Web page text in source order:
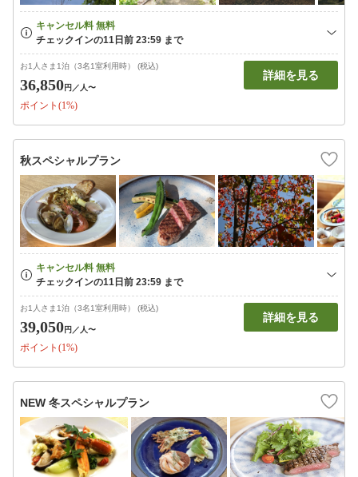
お1人さま1泊（3名1室利用時） (税込)
36,850円 ／人〜
ポイント(1%)
詳細を見る
秋スペシャルプラン
お1人さま1泊（3名1室利用時） (税込)
39,050円 ／人〜
ポイント(1%)
詳細を見る
NEW 冬スペシャルプラン